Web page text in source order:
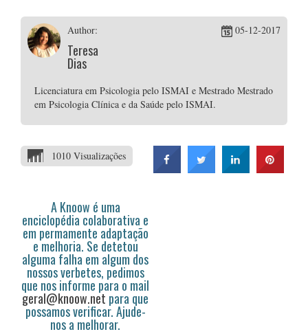
Author:
Teresa
Dias
05-12-2017
Licenciatura em Psicologia pelo ISMAI e Mestrado Mestrado
em Psicologia Clínica e da Saúde pelo ISMAI.
1010 Visualizações
A Knoow é uma
enciclopédia colaborativa e
em permamente adaptação
e melhoria. Se detetou
alguma falha em algum dos
nossos verbetes, pedimos
que nos informe para o mail
geral@knoow.net para que
possamos verificar. Ajude-
nos a melhorar.